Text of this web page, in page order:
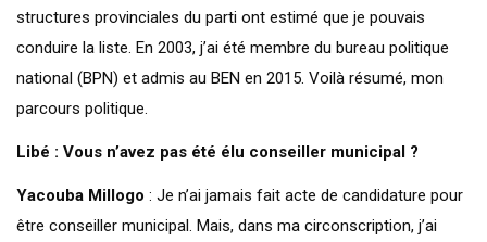
structures provinciales du parti ont estimé que je pouvais
conduire la liste. En 2003, j’ai été membre du bureau politique
national (BPN) et admis au BEN en 2015. Voilà résumé, mon
parcours politique.
Libé : Vous n’avez pas été élu conseiller municipal ?
Yacouba Millogo : Je n’ai jamais fait acte de candidature pour
être conseiller municipal. Mais, dans ma circonscription, j’ai